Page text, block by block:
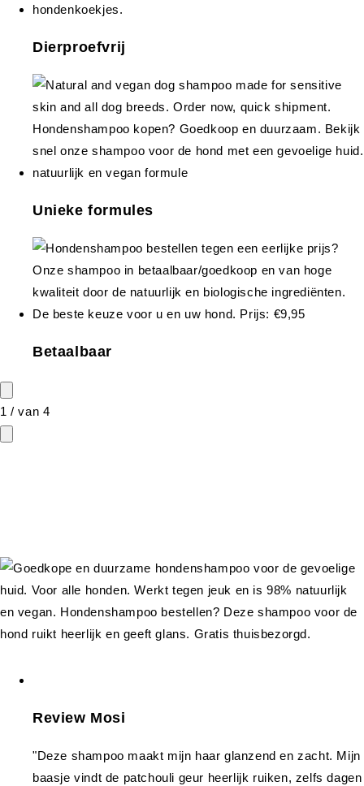
Dierproefvrij
Unieke formules
Betaalbaar
1 /van 4
Review Mosi
"Deze shampoo maakt mijn haar glanzend en zacht. Mijn
baasje vindt de patchouli geur heerlijk ruiken, zelfs dagen